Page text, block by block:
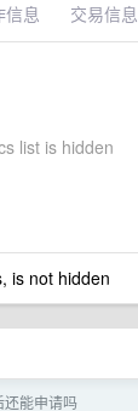
信息 交易信息
list is hidden
is not hidden
还能申请吗